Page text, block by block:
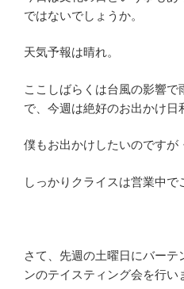
ではないでしょうか。
天気予報は晴れ。
ここしばらくは台風の影響
で、今週は絶好のお出かけ日
僕もお出かけしたいのですが
しっかりクライスは営業中で
さて、先週の土曜日にバー
ンのテイスティング会を行い